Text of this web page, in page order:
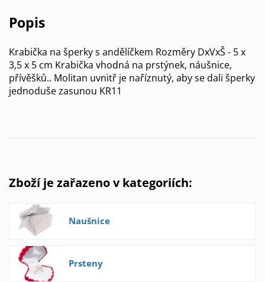
Popis
Krabička na šperky s andělíčkem Rozměry DxVxŠ - 5 x
3,5 x 5 cm Krabička vhodná na prstýnek, náušnice,
přívěšků.. Molitan uvnitř je naříznutý, aby se dali šperky
jednoduše zasunou KR11
Zboží je zařazeno v kategoriích:
Naušnice
Prsteny